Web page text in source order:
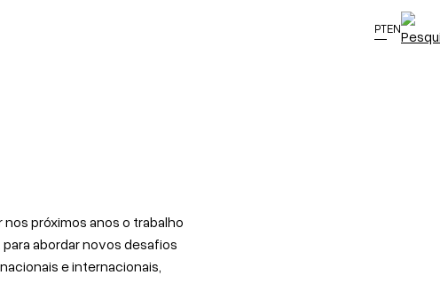
PTEN
próximos anos o trabalho
abordar novos desafios
e internacionais,